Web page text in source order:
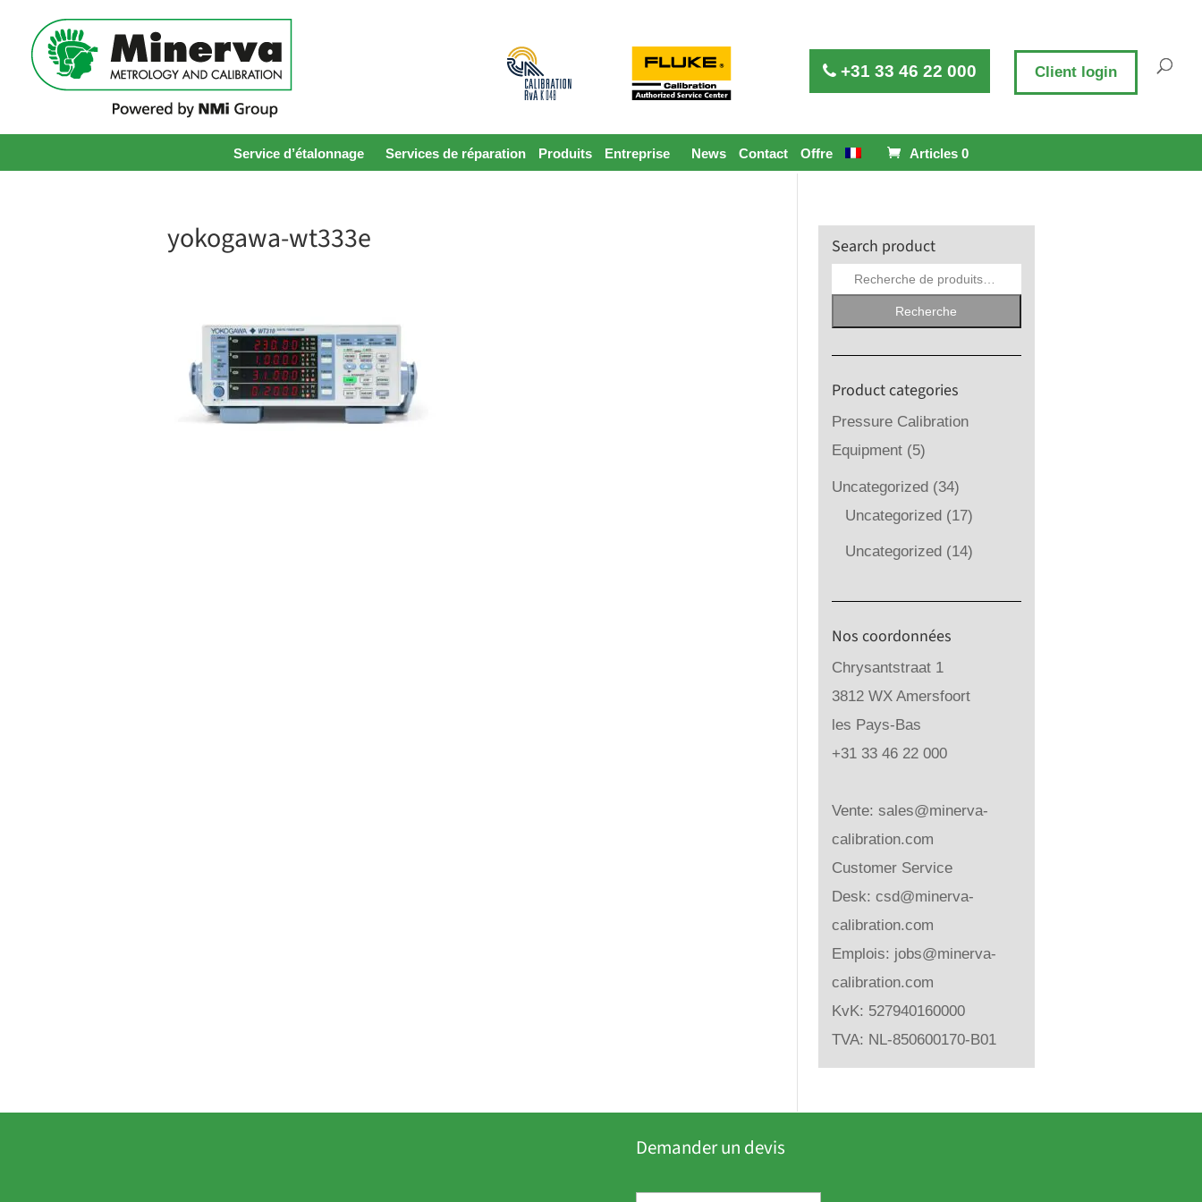
Service d’étalonnage Services de réparation Produits Entreprise News Contact Offre Articles 0
+31 33 46 22 000 Client login
yokogawa-wt333e Search product
Recherche
Recherche
Product categories
Pressure Calibration
Equipment (5)
Uncategorized (34)
Uncategorized (17)
Uncategorized (14)
Nos coordonnées
Chrysantstraat 1
3812 WX Amersfoort
les Pays-Bas
+31 33 46 22 000
Vente: sales@minerva-
calibration.com
Customer Service
Desk: csd@minerva-
calibration.com
Emplois: jobs@minerva-
calibration.com
KvK: 527940160000
TVA: NL-850600170-B01
Demander un devis